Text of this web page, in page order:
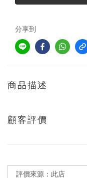
分享到
商品描述
顧客評價